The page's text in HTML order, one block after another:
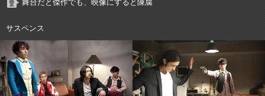
舞台だと傑作でも、映像にすると陳腐
サスペンス